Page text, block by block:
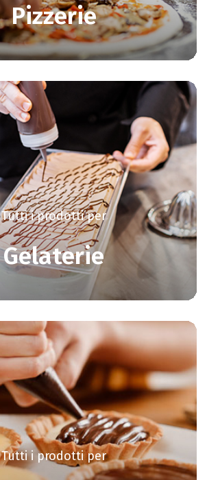
Pizzerie
Tutti i prodotti per
Gelaterie
Tutti i prodotti per